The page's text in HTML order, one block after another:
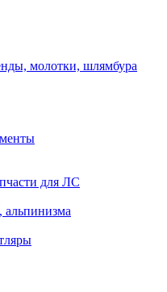
молотки, шлямбура
для ЛС
альпинизма